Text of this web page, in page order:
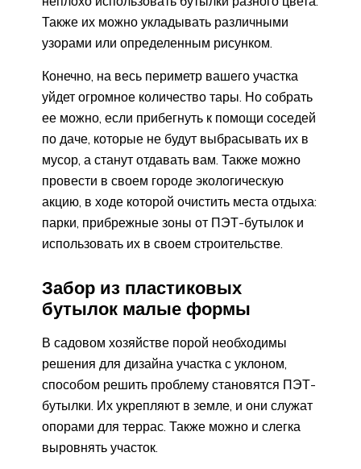
Также их можно укладывать различными
узорами или определенным рисунком.
Конечно, на весь периметр вашего участка
уйдет огромное количество тары. Но собрать
ее можно, если прибегнуть к помощи соседей
по даче, которые не будут выбрасывать их в
мусор, а станут отдавать вам. Также можно
провести в своем городе экологическую
акцию, в ходе которой очистить места отдыха:
парки, прибрежные зоны от ПЭТ-бутылок и
использовать их в своем строительстве.
Забор из пластиковых
бутылок малые формы
В садовом хозяйстве порой необходимы
решения для дизайна участка с уклоном,
способом решить проблему становятся ПЭТ-
бутылки. Их укрепляют в земле, и они служат
опорами для террас. Также можно и слегка
выровнять участок.